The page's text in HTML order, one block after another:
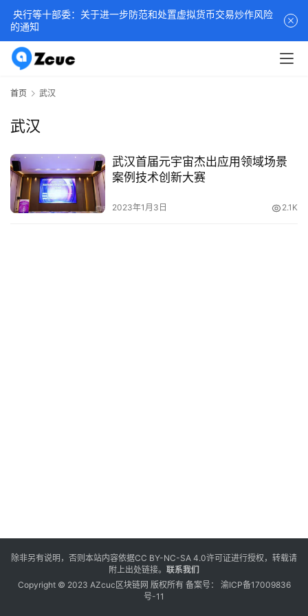
首页 武汉
武汉
武汉首届元宇宙杰出应用领域场景
案例技术创新大赛
2023年1月3日 2.1K
除非另有说明，否则本站内容依据CC BY-NC-SA 4.0许可证进行授权，转载请
附上出处链接。 联系我们
Copyright © 2023 AZcuc区块链网 版权所有 备案号： 渝ICP备17009836
号-11
央行等十部委：关于进一步防范和处置虚拟货币交易炒作风险
的通知